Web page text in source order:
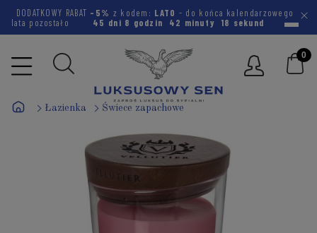
DODATKOWY RABAT -5% z kodem: LATO - do końca kalendarzowego
lata pozostało
45 dni 8 godzin 42 minuty 17 sekund
Łazienka Świece zapachowe